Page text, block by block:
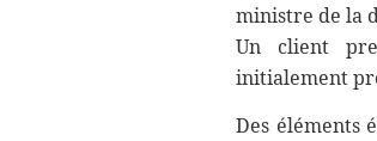
ministre de la
Un client
initialement
Des éléments